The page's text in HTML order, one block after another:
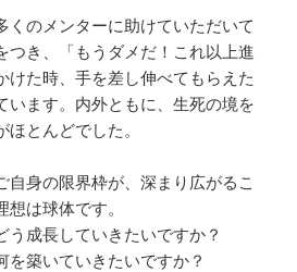
くのメンターに助けていただいて
つき、「もうダメだ！これ以上進
けた時、手を差し伸べてもらえた
います。内外ともに、生死の境を
とんどでした。
自身の限界枠が、深まり広がるこ
は球体です。
う成長していきたいですか？
を築いていきたいですか？